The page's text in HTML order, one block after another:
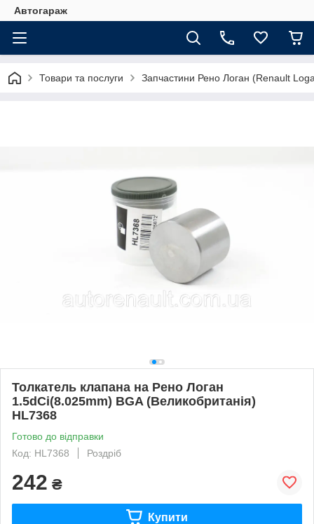
Автогараж
Товари та послуги Запчастини Рено Логан (Renault
Толкатель клапана на Рено Логан
1.5dCi(8.025mm) BGA (Великобританія)
HL7368
Готово до відправки
Код: HL7368
Роздріб
242 ₴
Купити